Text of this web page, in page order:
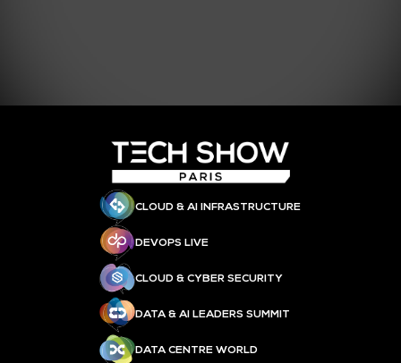
CLOUD & AI INFRASTRUCTURE
DEVOPS LIVE
CLOUD & CYBER SECURITY
DATA & AI LEADERS SUMMIT
DATA CENTRE WORLD